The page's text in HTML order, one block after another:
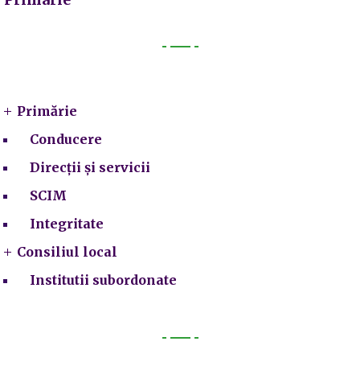
Primărie
Conducere
Direcții și servicii
SCIM
Integritate
Consiliul local
Institutii subordonate